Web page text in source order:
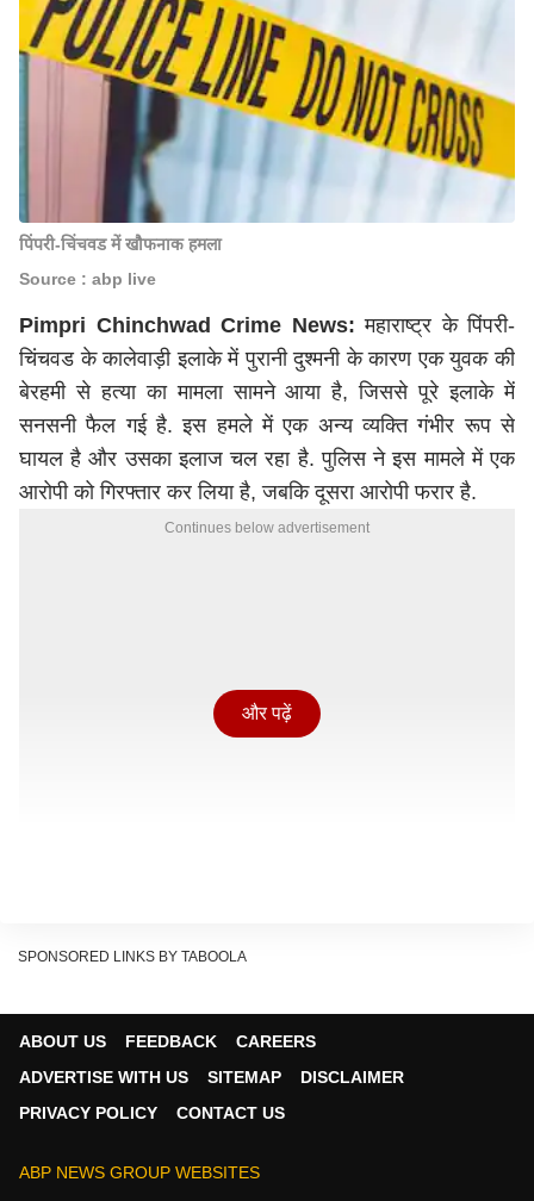
पिंपरी-चिंचवड में खौफनाक हमला
Source : abp live
Pimpri Chinchwad Crime News: महाराष्ट्र के पिंपरी-
चिंचवड के कालेवाड़ी इलाके में पुरानी दुश्मनी के कारण एक युवक की
बेरहमी से हत्या का मामला सामने आया है, जिससे पूरे इलाके में
सनसनी फैल गई है. इस हमले में एक अन्य व्यक्ति गंभीर रूप से
घायल है और उसका इलाज चल रहा है. पुलिस ने इस मामले में एक
आरोपी को गिरफ्तार कर लिया है, जबकि दूसरा आरोपी फरार है.
Continues below advertisement
उसके भाई विशाल सूर्यवंशी ने धारदार हथियार से वार कर दोनों पर
और पढ़ें
SPONSORED LINKS BY TABOOLA
ABOUT US FEEDBACK
CAREERS
ADVERTISE WITH US
SITEMAP
DISCLAIMER
PRIVACY POLICY
CONTACT US
ABP NEWS GROUP WEBSITES